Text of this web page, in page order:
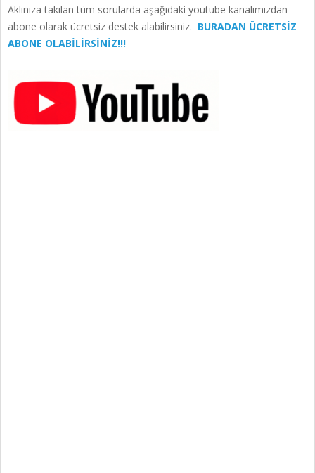
Aklınıza takılan tüm sorularda aşağıdaki youtube kanalımızdan
abone olarak ücretsiz destek alabilirsiniz. BURADAN ÜCRETSİZ
ABONE OLABİLİRSİNİZ!!!